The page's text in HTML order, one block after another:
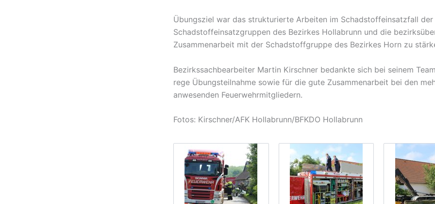
Übungsziel war das strukturierte Arbeiten im Schadstoffeinsatzfall der
Schadstoffeinsatzgruppen des Bezirkes Hollabrunn und die
Zusammenarbeit mit der Schadstoffgruppe des Bezirkes Horn zu
Bezirkssachbearbeiter Martin Kirschner bedankte sich bei seinem
rege Übungsteilnahme sowie für die gute Zusammenarbeit bei den
anwesenden Feuerwehrmitgliedern.
Fotos: Kirschner/AFK Hollabrunn/BFKDO Hollabrunn